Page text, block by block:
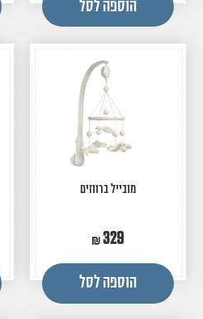
הוספה לסל
מובייל ברווזים
329
הוספה לסל